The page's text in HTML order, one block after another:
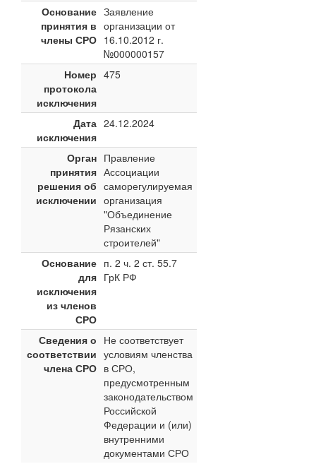
Основание
принятия в
члены СРО
Заявление
организации от
16.10.2012 г.
№000000157
Номер
протокола
исключения
475
Дата
исключения
24.12.2024
Орган
принятия
решения об
исключении
Правление
Ассоциации
саморегулируемая
организация
"Объединение
Рязанских
строителей"
Основание
для
исключения
из членов
СРО
п. 2 ч. 2 ст. 55.7
ГрК РФ
Сведения о
соответствии
члена СРО
Не соответствует
условиям членства
в СРО,
предусмотренным
законодательством
Российской
Федерации и (или)
внутренними
документами СРО